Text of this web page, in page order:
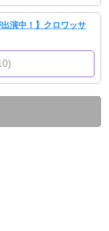
演中！】クロワッサ